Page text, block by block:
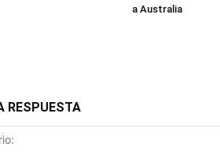
a Australia
RESPUESTA